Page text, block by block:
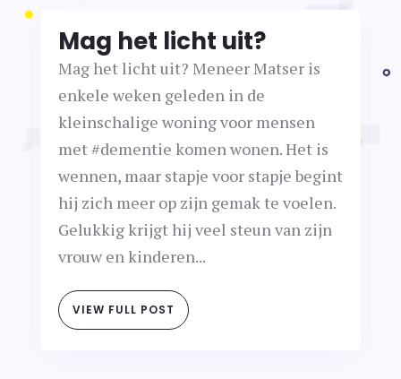
Mag het licht uit?
Mag het licht uit? Meneer Matser is
enkele weken geleden in de
kleinschalige woning voor mensen
met #dementie komen wonen. Het is
wennen, maar stapje voor stapje begint
hij zich meer op zijn gemak te voelen.
Gelukkig krijgt hij veel steun van zijn
vrouw en kinderen...
VIEW FULL POST